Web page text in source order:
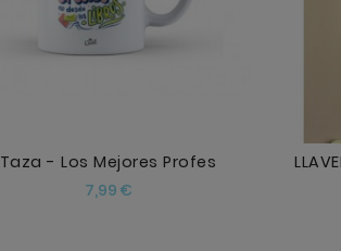
Taza - Los Mejores Profes
7,99 €Precio